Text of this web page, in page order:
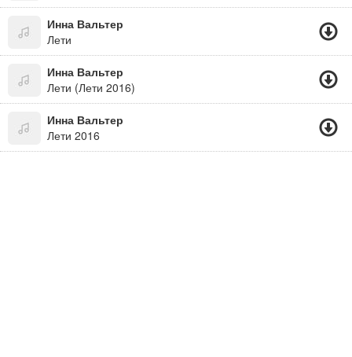
Инна Вальтер
Лети
Инна Вальтер
Лети (Лети 2016)
Инна Вальтер
Лети 2016